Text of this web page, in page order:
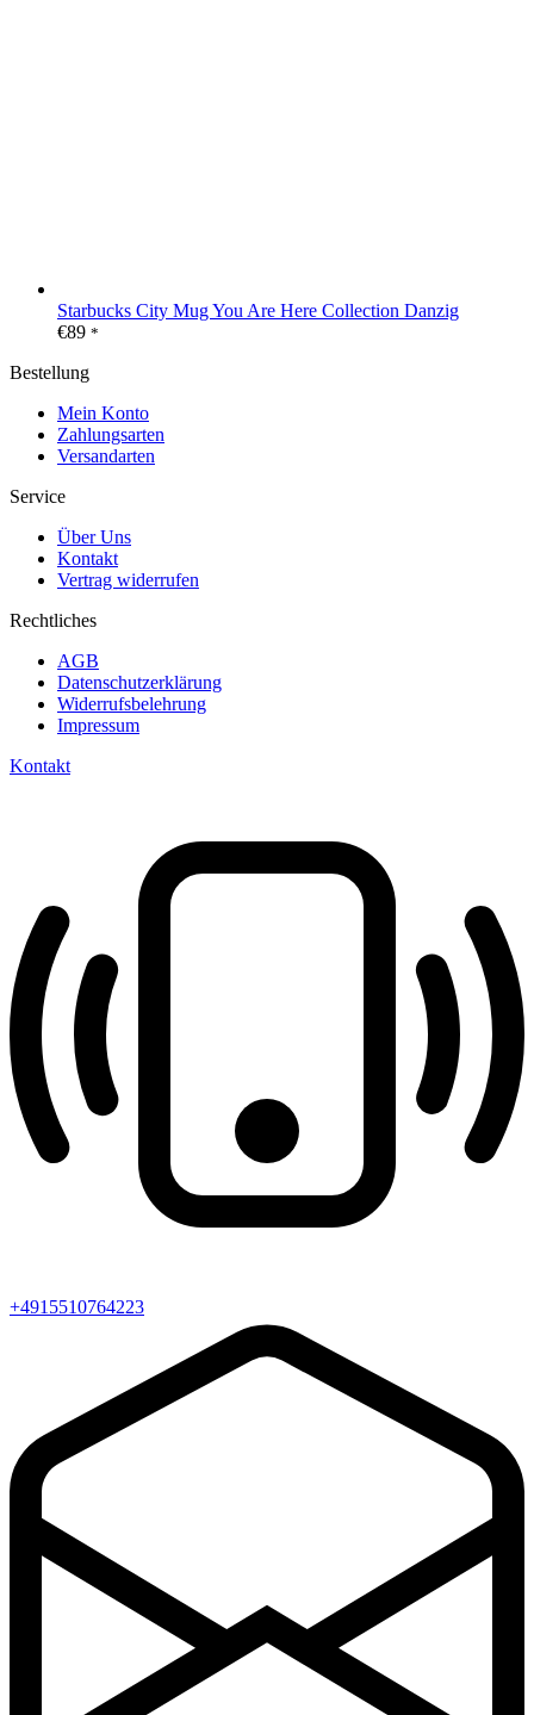
Starbucks City Mug You Are Here Collection Danzig
€89 *
Bestellung
Mein Konto
Zahlungsarten
Versandarten
Service
Über Uns
Kontakt
Vertrag widerrufen
Rechtliches
AGB
Datenschutzerklärung
Widerrufsbelehrung
Impressum
Kontakt
+4915510764223